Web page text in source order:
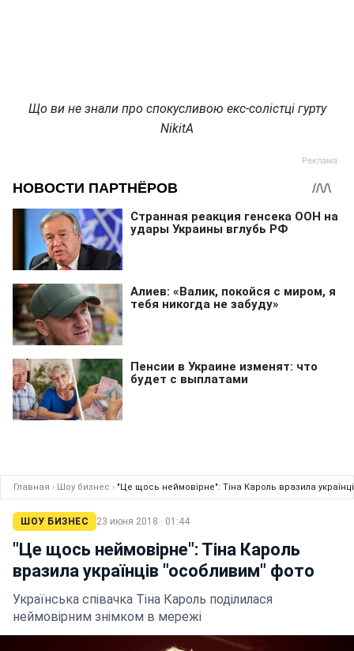
Що ви не знали про спокусливою екс-солістці гурту
NikitA
Главная › Шоу бизнес › "Це щось неймовірне": Тіна Кароль вразила
ШОУ БИЗНЕС 23 июня 2018 · 01:44
"Це щось неймовірне": Тіна Кароль
вразила українців "особливим" фото
Українська співачка Тіна Кароль поділилася
неймовірним знімком в мережі